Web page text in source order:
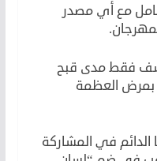
مع أي مصدر
فقط مدى قبح
بمرض العظمة
في المشاركة